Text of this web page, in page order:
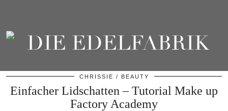
CHRISSIE BEAUTY
Einfacher Lidschatten – Tutorial Make up
Factory Academy